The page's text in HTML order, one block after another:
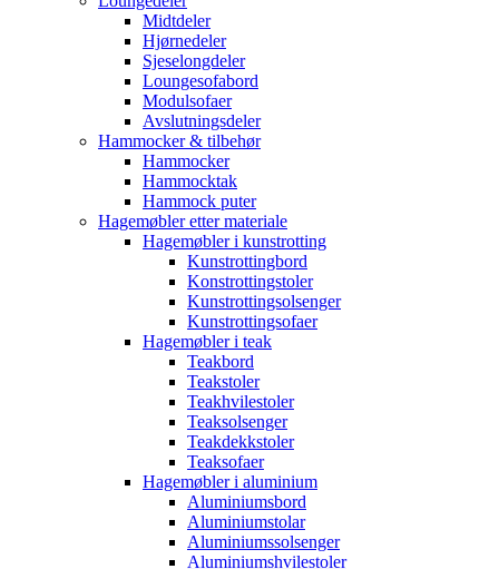
Midtdeler
Hjørnedeler
Sjeselongdeler
Loungesofabord
Modulsofaer
Avslutningsdeler
Hammocker & tilbehør
Hammocker
Hammocktak
Hammock puter
Hagemøbler etter materiale
Hagemøbler i kunstrotting
Kunstrottingbord
Konstrottingstoler
Kunstrottingsolsenger
Kunstrottingsofaer
Hagemøbler i teak
Teakbord
Teakstoler
Teakhvilestoler
Teaksolsenger
Teakdekkstoler
Teaksofaer
Hagemøbler i aluminium
Aluminiumsbord
Aluminiumstolar
Aluminiumssolsenger
Aluminiumshvilestoler